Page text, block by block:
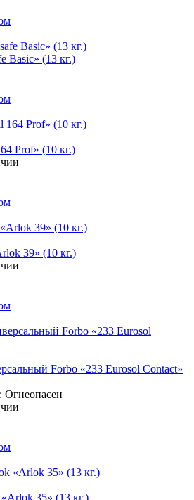
Basic» (13 кг.)
Prof» (10 кг.)
39» (10 кг.)
Forbo «233 Eurosol Contact»
Огнеопасен
35» (13 кг.)